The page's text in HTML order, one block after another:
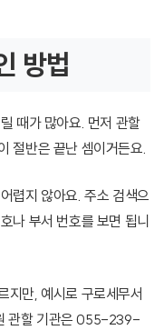
방법
때가 많아요. 먼저 관할
절반은 끝난 셈이거든요.
렵지 않아요. 주소 검색으
나 부서 번호를 보면 됩니
지만, 예시로 구로세무서
관할 기관은 055-239-